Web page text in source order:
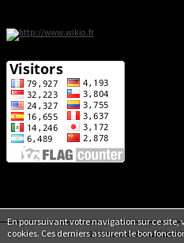
En poursuivant votre navigation sur ce
cookies. Ces derniers assurent le bon
Déclarer un contenu illicite|